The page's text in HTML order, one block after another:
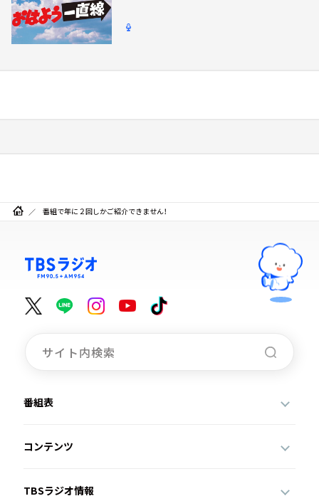
番組で年に２回しかご紹介できません！
番組表
コンテンツ
TBSラジオ情報